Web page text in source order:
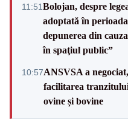
11:51Bolojan, despre
adoptată în
depunerea din
în spaţiul public”
10:57ANSVSA a
facilitarea
ovine și bovine